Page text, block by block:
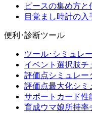
ピースの集め方と
目覚まし時計の入
便利･診断ツール
ツール･シミュレ
イベント選択肢チ
評価点シミュレー
評価点最大化シミ
サポートカード性
育成ウマ娘所持率